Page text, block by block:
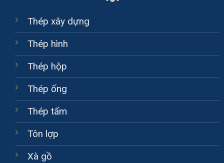
Thép xây dựng
Thép hình
Thép hộp
Thép ống
Thép tấm
Tôn lợp
Xà gồ